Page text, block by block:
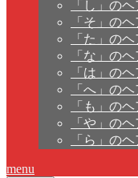
「し」の
「そ」の
「た」の
「な」の
「は」の
「へ」の
「も」の
「や」の
「ら」の
menu